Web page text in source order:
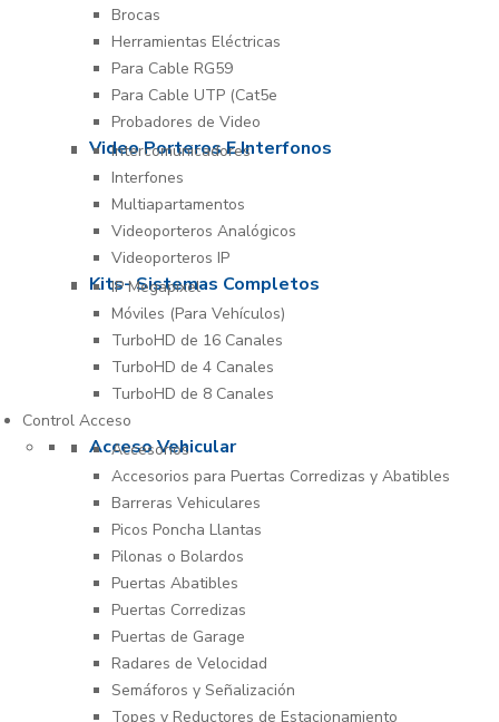
Brocas
Herramientas Eléctricas
Para Cable RG59
Para Cable UTP (Cat5e
Probadores de Video
Video Porteros E Interfonos
Intercomunicadores
Interfones
Multiapartamentos
Videoporteros Analógicos
Videoporteros IP
Kits- Sistemas Completos
IP Megapixel
Móviles (Para Vehículos)
TurboHD de 16 Canales
TurboHD de 4 Canales
TurboHD de 8 Canales
Control Acceso
Acceso Vehicular
Accesorios
Accesorios para Puertas Corredizas y Abatibles
Barreras Vehiculares
Picos Poncha Llantas
Pilonas o Bolardos
Puertas Abatibles
Puertas Corredizas
Puertas de Garage
Radares de Velocidad
Semáforos y Señalización
Topes y Reductores de Estacionamiento